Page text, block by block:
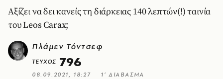
Αξίζει να δει κανείς τη διάρκειας 140 λεπτών(!) ταινία
του Leos Carax;
Πλάμεν Τόντσεφ
ΤΕΥΧΟΣ 796
08.09.2021, 18:27 1’ ΔΙΑΒΑΣΜΑ